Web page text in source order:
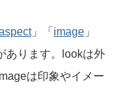
」「 image 」
あります。lookは外
は印象やイメー